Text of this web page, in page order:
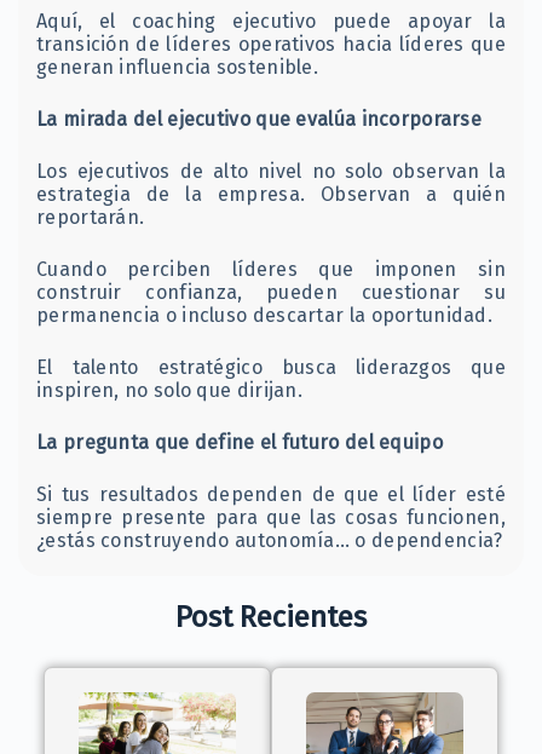
Aquí, el coaching ejecutivo puede apoyar la
transición de líderes operativos hacia líderes que
generan influencia sostenible.
La mirada del ejecutivo que evalúa incorporarse
Los ejecutivos de alto nivel no solo observan la
estrategia de la empresa. Observan a quién
reportarán.
Cuando perciben líderes que imponen sin
construir confianza, pueden cuestionar su
permanencia o incluso descartar la oportunidad.
El talento estratégico busca liderazgos que
inspiren, no solo que dirijan.
La pregunta que define el futuro del equipo
Si tus resultados dependen de que el líder esté
siempre presente para que las cosas funcionen,
¿estás construyendo autonomía… o dependencia?
Post Recientes